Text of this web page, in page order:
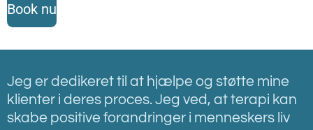
Book nu
Jeg er dedikeret til at hjælpe og støtte mine
klienter i deres proces. Jeg ved, at terapi kan
skabe positive forandringer i menneskers liv